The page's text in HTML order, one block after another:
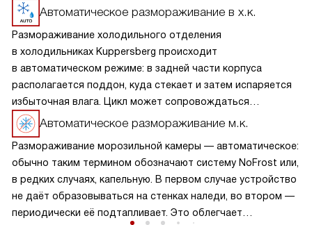
Автоматическое размораживание в х.к.
Размораживание холодильного отделения
в холодильниках Kuppersberg происходит
в автоматическом режиме: в задней части корпуса
располагается поддон, куда стекает и затем испаряется
избыточная влага. Цикл может сопровождаться
небольшим шумом. Процесс не требует участия человека,
более того, применение дополнительных средств
категорически не рекомендуется.
Автоматическое размораживание м.к.
Размораживание морозильной камеры — автоматическое:
обычно таким термином обозначают систему NoFrost или,
в редких случаях, капельную. В первом случае устройство
не даёт образовываться на стенках наледи, во втором —
периодически её подтапливает. Это облегчает